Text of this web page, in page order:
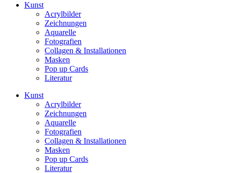
Kunst
Acrylbilder
Zeichnungen
Aquarelle
Fotografien
Collagen & Installationen
Masken
Pop up Cards
Literatur
Kunst
Acrylbilder
Zeichnungen
Aquarelle
Fotografien
Collagen & Installationen
Masken
Pop up Cards
Literatur